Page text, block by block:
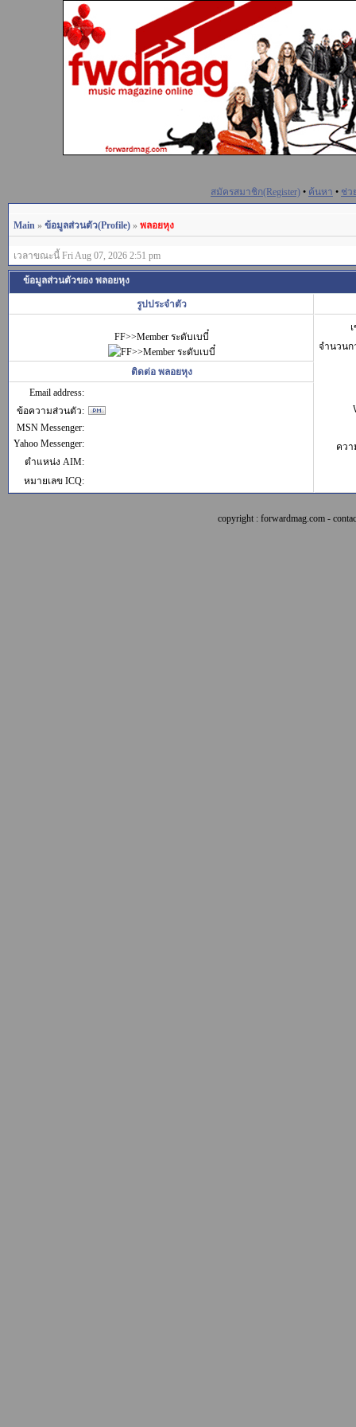
สมัครสมาชิก(Register) • ค้นหา • ช่ว
Main » ข้อมูลส่วนตัว(Profile) » พลอยหุง
เวลาขณะนี้ Fri Aug 07, 2026 2:51 pm
ข้อมูลส่วนตัวของ พลอยหุง
รูปประจำตัว
FF>>Member ระดับเบบี๋
จำนวน
คว
ติดต่อ พลอยหุง
Email address:
ข้อความส่วนตัว:
MSN Messenger:
Yahoo Messenger:
ตำแหน่ง AIM:
หมายเลข ICQ:
copyright : forwardmag.com -